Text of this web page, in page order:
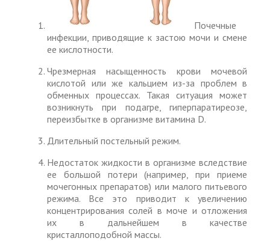
Почечные
инфекции, приводящие к застою мочи и смене
ее кислотности.
Чрезмерная насыщенность крови мочевой
кислотой или же кальцием из-за проблем в
обменных процессах. Такая ситуация может
возникнуть при подагре, гиперпаратиреозе,
переизбытке в организме витамина D.
Длительный постельный режим.
Недостаток жидкости в организме вследствие
ее большой потери (например, при приеме
мочегонных препаратов) или малого питьевого
режима. Все это приводит к увеличению
концентрирования солей в моче и отложения
их в дальнейшем в качестве
кристаллоподобной массы.